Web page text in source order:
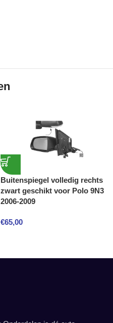
Buitenspiegel volledig rechts
zwart geschikt voor Polo 9N3
2006-2009
€65,00